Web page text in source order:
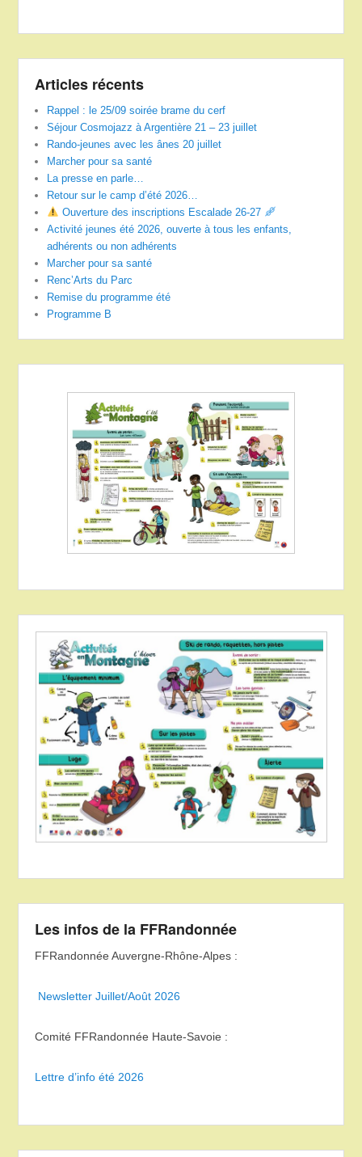
Articles récents
Rappel : le 25/09 soirée brame du cerf
Séjour Cosmojazz à Argentière 21 – 23 juillet
Rando-jeunes avec les ânes 20 juillet
Marcher pour sa santé
La presse en parle…
Retour sur le camp d’été 2026…
Ouverture des inscriptions Escalade 26-27
Activité jeunes été 2026, ouverte à tous les enfants,
adhérents ou non adhérents
Marcher pour sa santé
Renc’Arts du Parc
Remise du programme été
Programme B
Les infos de la FFRandonnée
FFRandonnée Auvergne-Rhône-Alpes :
Newsletter Juillet/Août 2026
Comité FFRandonnée Haute-Savoie :
Lettre d’info été 2026